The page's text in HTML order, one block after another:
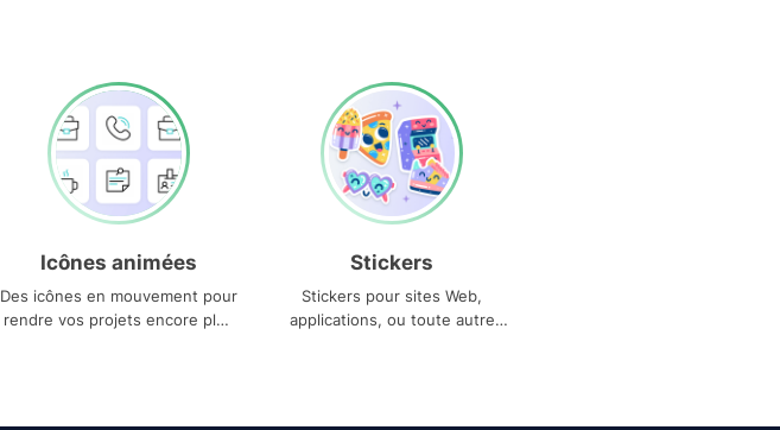
Icônes animées
Des icônes en mouvement pour
rendre vos projets encore plus
Stickers
Stickers pour sites Web,
applications, ou toute autre